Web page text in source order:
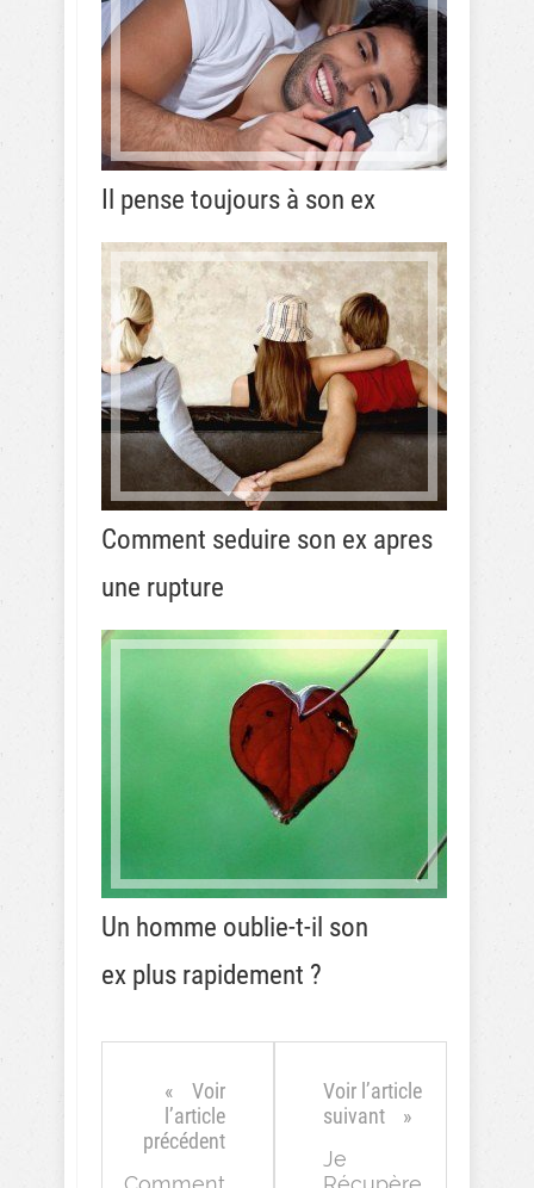
Il pense toujours à son ex
Comment seduire son ex apres
une rupture
Un homme oublie-t-il son
ex plus rapidement ?
Voir
l’article
précédent
Voir l’article
suivant
Je